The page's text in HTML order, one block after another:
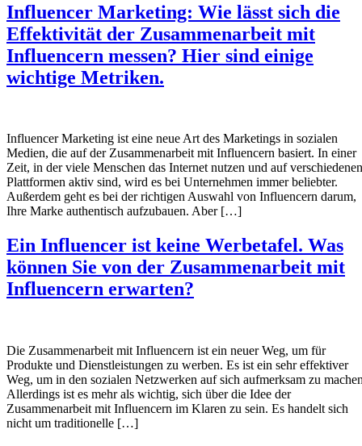
Influencer Marketing: Wie lässt sich die
Effektivität der Zusammenarbeit mit
Influencern messen? Hier sind einige
wichtige Metriken.
Influencer Marketing ist eine neue Art des Marketings in sozialen
Medien, die auf der Zusammenarbeit mit Influencern basiert. In einer
Zeit, in der viele Menschen das Internet nutzen und auf verschiedenen
Plattformen aktiv sind, wird es bei Unternehmen immer beliebter.
Außerdem geht es bei der richtigen Auswahl von Influencern darum,
Ihre Marke authentisch aufzubauen. Aber […]
Ein Influencer ist keine Werbetafel. Was
können Sie von der Zusammenarbeit mit
Influencern erwarten?
Die Zusammenarbeit mit Influencern ist ein neuer Weg, um für
Produkte und Dienstleistungen zu werben. Es ist ein sehr effektiver
Weg, um in den sozialen Netzwerken auf sich aufmerksam zu
Allerdings ist es mehr als wichtig, sich über die Idee der
Zusammenarbeit mit Influencern im Klaren zu sein. Es handelt sich
nicht um traditionelle […]